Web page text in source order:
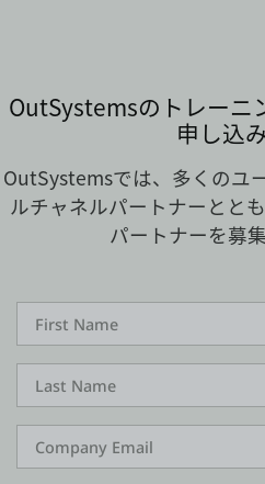
OutSystemsのトレーニ
申し込
OutSystemsでは、多くのユ
ルチャネルパートナーとと
パートナーを募